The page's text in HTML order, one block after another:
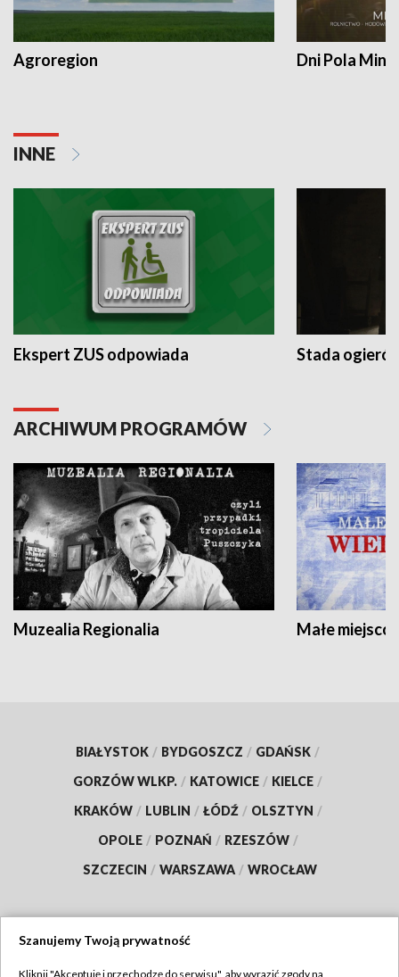
Agroregion Dni Pola
INNE
Ekspert ZUS odpowiada Stada
ARCHIWUM PROGRAMÓW
Muzealia Regionalia Małe
BIAŁYSTOK / BYDGOSZCZ / GDAŃSK /
GORZÓW WLKP. / KATOWICE / KIELCE /
KRAKÓW / LUBLIN / ŁÓDŹ / OLSZTYN /
OPOLE / POZNAŃ / RZESZÓW /
SZCZECIN / WARSZAWA / WROCŁAW
Szanujemy Twoją prywatność
Kliknij "Akceptuję i przechodzę do serwisu", aby wyrazić zgody na